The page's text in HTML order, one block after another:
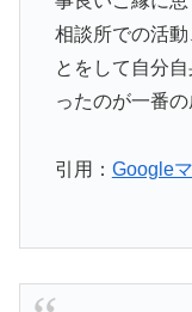
相談所での活
とをして自分
ったのが一番の
引用： Google